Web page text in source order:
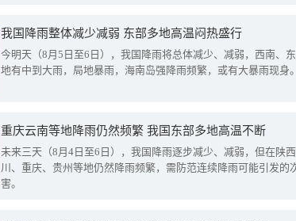
我国降雨整体减少减弱 东部多地高温闷热盛行
今明天（8月5日至6日），我国降雨将总体减少、减弱，西南、
地有中到大雨，局地暴雨，海南岛强降雨频繁，或有大暴雨现身。
重庆云南等地降雨仍然频繁 我国东部多地高温不断
未来三天（8月4日至6日），我国降雨逐步减少、减弱，但在陕
川、重庆、贵州等地仍然降雨频繁，需防范连续降雨可能引发的
害。